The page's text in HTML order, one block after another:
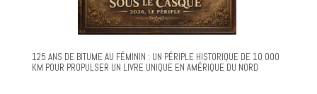
125 ANS DE BITUME AU FÉMININ : UN PÉRIPLE HISTORIQUE DE 10 000
KM POUR PROPULSER UN LIVRE UNIQUE EN AMÉRIQUE DU NORD